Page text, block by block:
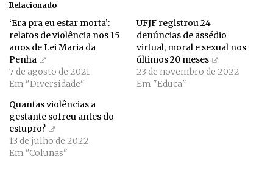
Relacionado
‘Era pra eu estar morta’:
relatos de violência nos 15
anos de Lei Maria da
Penha
7 de agosto de 2021
Em "Diversidade"
UFJF registrou 24
denúncias de assédio
virtual, moral e sexual nos
últimos 20 meses
23 de novembro de 2022
Em "Educa"
Quantas violências a
gestante sofreu antes do
estupro?
13 de julho de 2022
Em "Colunas"